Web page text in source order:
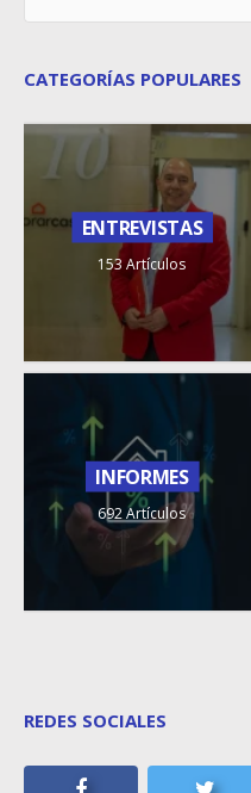
CATEGORÍAS POPULARES
ENTREVISTAS
153 Artículos
INFORMES
692 Artículos
REDES SOCIALES